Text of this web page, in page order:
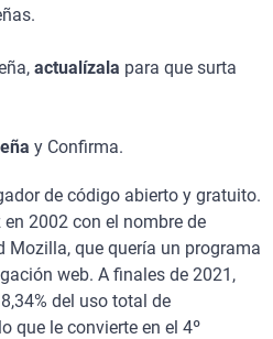
actualízala para que surta
y Confirma.
de código abierto y gratuito.
2002 con el nombre de
Mozilla, que quería un programa
web. A finales de 2021,
del uso total de
que le convierte en el 4º